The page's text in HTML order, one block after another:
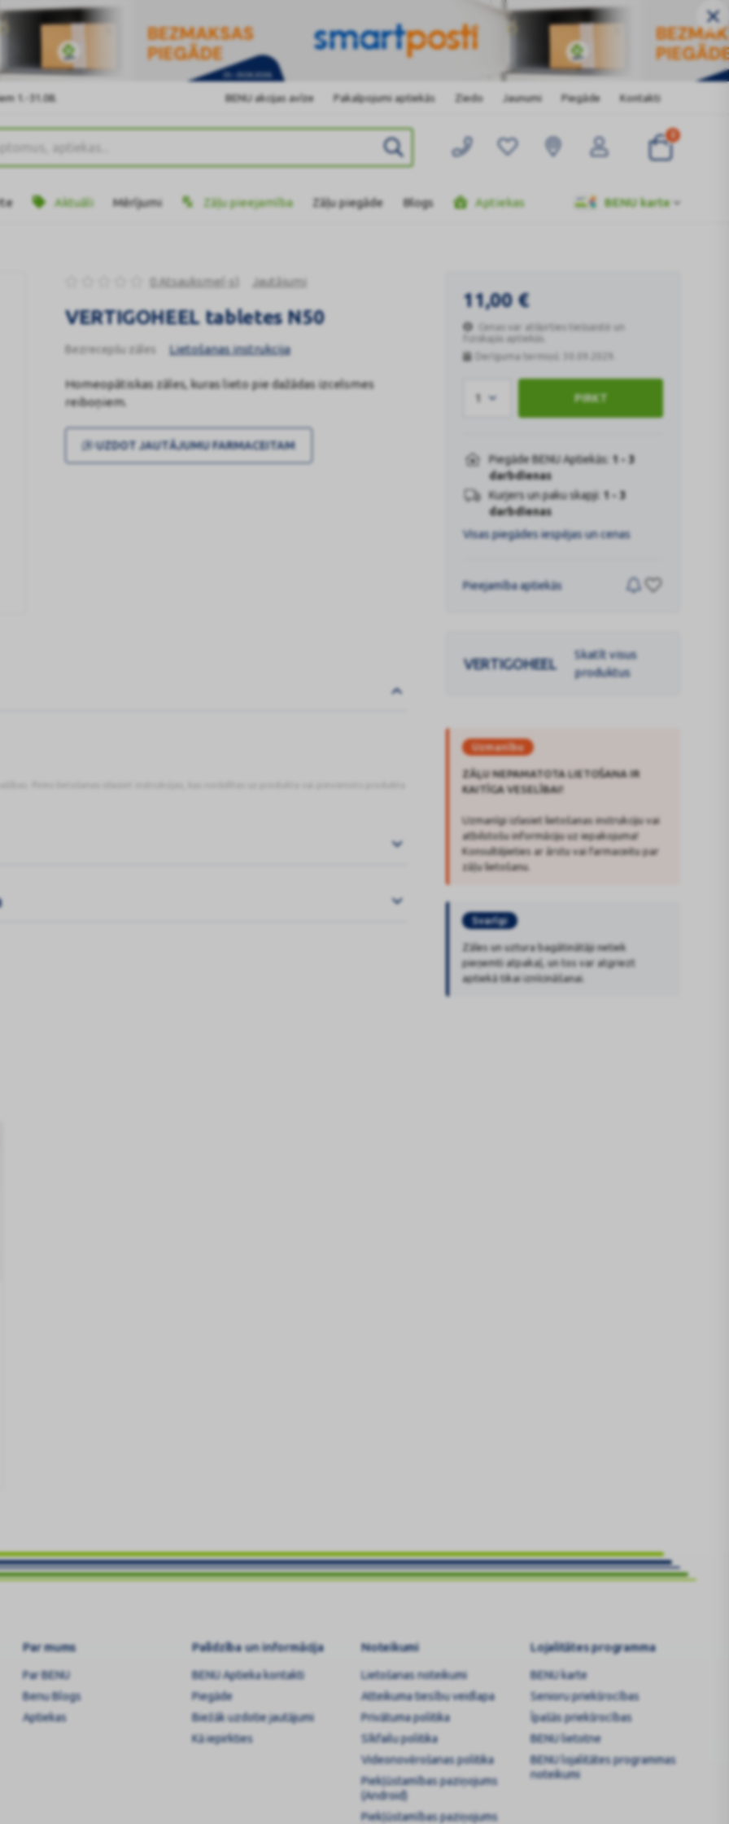
1.-31.08. BENU akcijas avīze Pakalpojumi aptiekās Ziedo Jaunumi Piegāde Kontakti
Aktuāli Mērījumi Zāļu pieejamība Zāļu piegāde Blogs Aptiekas BENU karte
0 Atsauksme(-s) Jautājumi
VERTIGOHEEL tabletes N50
Bezrecepšu zāles Lietošanas instrukcija
Homeopātiskas zāles, kuras lieto pie dažādas izcelsmes
reiboņiem.
UZDOT JAUTĀJUMU FARMACEITAM
11,00 €
Cenas var atšķirties tiešsaistē un
fiziskajās aptiekās.
Derīguma termiņš: 30.09.2029.
1 PIRKT
Piegāde BENU Aptiekās: 1 - 3
darbdienas
Kurjers un paku skapji: 1 - 3
darbdienas
Visas piegādes iespējas un cenas
Pieejamība aptiekās
VERTIGOHEEL
Skatīt visus
produktus
Uzmanību
ZĀĻU NEPAMATOTA LIETOŠANA IR
KAITĪGA VESELĪBAI!
Uzmanīgi izlasiet lietošanas instrukciju vai
atbilstošu informāciju uz iepakojuma!
Konsultējieties ar ārstu vai farmaceitu par
zāļu lietošanu.
Svarīgi
Zāles un uztura bagātinātāji netiek
pieņemti atpakaļ, un tos var atgriezt
aptiekā tikai iznīcināšanai.
Par mums
Par BENU
Benu Blogs
Aptiekas
Palīdzība un informācija
BENU Aptieka kontakti
Piegāde
Biežāk uzdotie jautājumi
Kā iepirkties
Noteikumi
Lietošanas noteikumi
Atteikuma tiesību veidlapa
Privātuma politika
Sīkfailu politika
Videonovērošanas politika
Piekļūstamības paziņojums
(Android)
Piekļūstamības paziņojums
Lojalitātes programma
BENU karte
Senioru priekšrocības
Īpašās priekšrocības
BENU lietotne
BENU lojalitātes programmas
noteikumi